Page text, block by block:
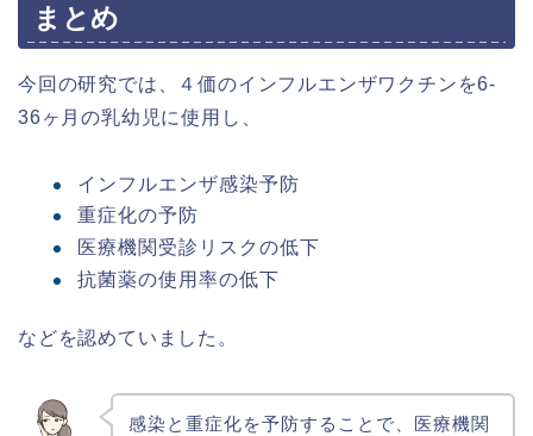
まとめ
今回の研究では、４価のインフルエンザワクチンを6-
36ヶ月の乳幼児に使用し、
インフルエンザ感染予防
重症化の予防
医療機関受診リスクの低下
抗菌薬の使用率の低下
などを認めていました。
感染と重症化を予防することで、医療機関